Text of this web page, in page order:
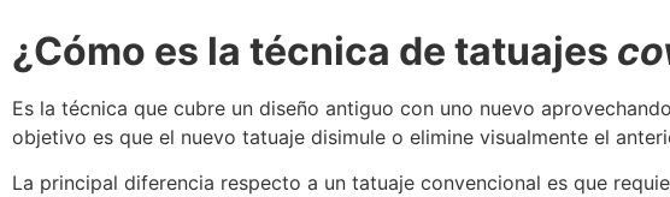
¿Cómo es la técnica de tatuajes
Es la técnica que cubre un diseño antiguo con uno nuevo
objetivo es que el nuevo tatuaje disimule o elimine visualmente el
La principal diferencia respecto a un tatuaje convencional es que